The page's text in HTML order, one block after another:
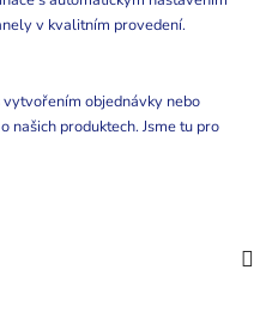
v kvalitním provedení.
objednávky nebo
našich produktech. Jsme tu pro